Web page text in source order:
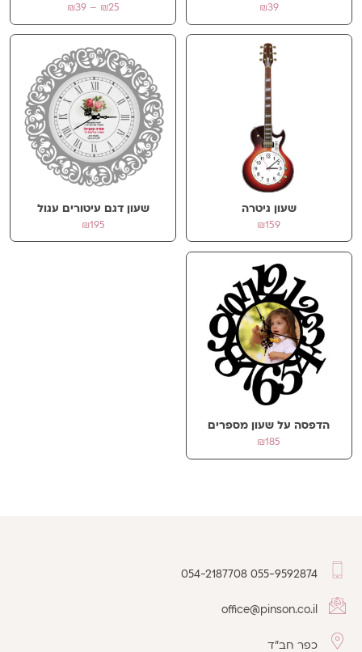
שמור בדפדפן זה את השם, האימייל והאתר שלי לפעם הבאה שאגיב.
₪39
₪25
–
₪39
מחירים:
⁦₪25⁩
עד
⁦₪39⁩
שעון גיטרה
₪159
שעון דגם עיטורים עגול
₪195
הדפסה על שעון מספרים
₪185
055-9592874
054-2187708
office@pinson.co.il
כפר חב"ד